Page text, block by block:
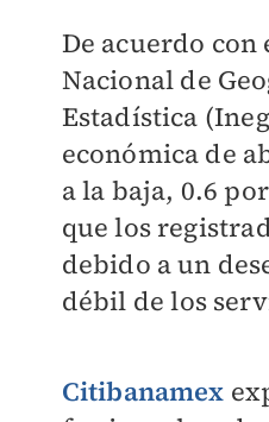
De acuerdo
Nacional de
Estadística
económica de
a la baja, 0.6
que los
debido a un
débil de los
Citibanamex